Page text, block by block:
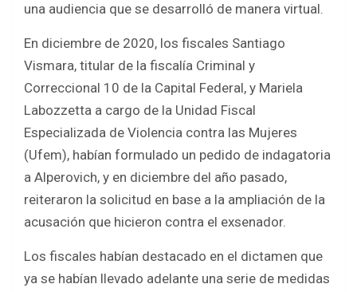
una audiencia que se desarrolló de manera virtual.
En diciembre de 2020, los fiscales Santiago
Vismara, titular de la fiscalía Criminal y
Correccional 10 de la Capital Federal, y Mariela
Labozzetta a cargo de la Unidad Fiscal
Especializada de Violencia contra las Mujeres
(Ufem), habían formulado un pedido de indagatoria
a Alperovich, y en diciembre del año pasado,
reiteraron la solicitud en base a la ampliación de la
acusación que hicieron contra el exsenador.
Los fiscales habían destacado en el dictamen que
ya se habían llevado adelante una serie de medidas